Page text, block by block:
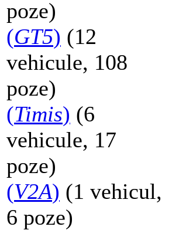
poze)
(GT5) (12
vehicule, 108
poze)
(Timis) (6
vehicule, 17
poze)
(V2A) (1 vehicul,
6 poze)